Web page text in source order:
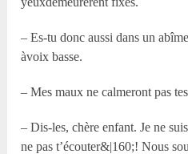
– Es-tu donc aussi dans un
àvoix basse.
– Mes maux ne calmeront pas
– Dis-les, chère enfant. Je ne
ne pas t’écouter&|160;! Nous